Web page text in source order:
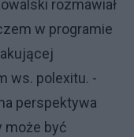
rozmawiał
w programie
ws. polexitu. -
perspektywa
może być